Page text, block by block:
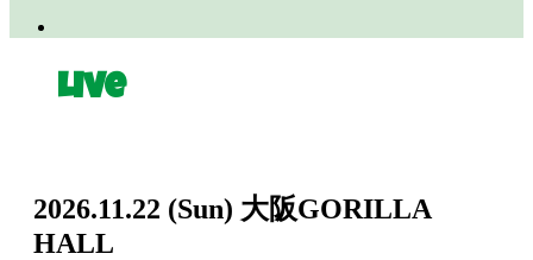
Live
2026.11.22 (Sun) 大阪GORILLA
HALL